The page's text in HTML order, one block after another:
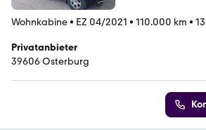
Wohnkabine• EZ 04/2021 • 110.000 km •
Privatanbieter
39606 Osterburg